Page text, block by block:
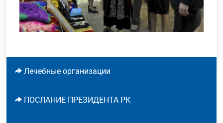
Лечебные организации
ПОСЛАНИЕ ПРЕЗИДЕНТА РК